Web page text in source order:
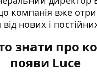
компанія вже
нових і
знати про
появи Luce